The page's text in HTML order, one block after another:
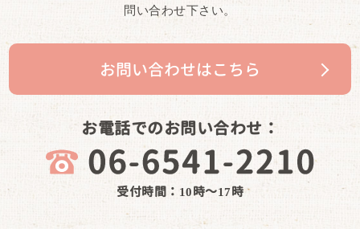
問い合わせ下さい。
お問い合わせはこちら
お電話でのお問い合わせ：
受付時間：10時～17時